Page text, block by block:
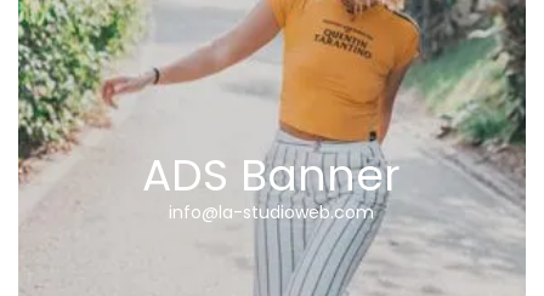
ADS Banner
info@la-studioweb.com